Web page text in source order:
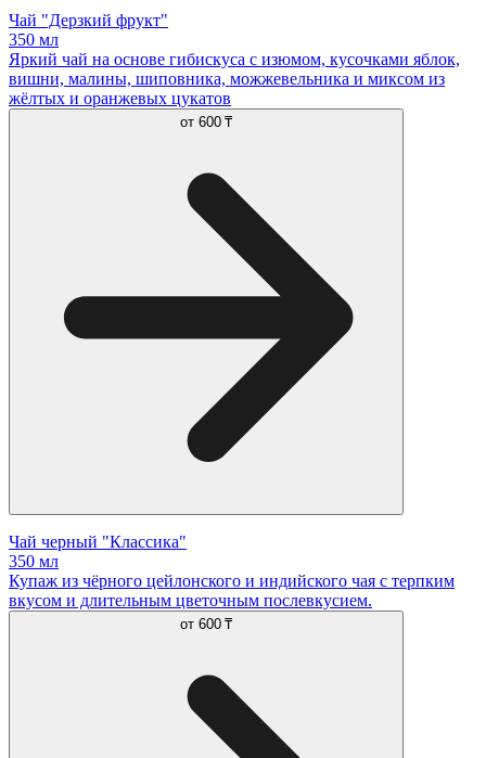
Чай "Дерзкий фрукт"
350 мл
Яркий чай на основе гибискуса с изюмом, кусочками яблок,
вишни, малины, шиповника, можжевельника и миксом из
жёлтых и оранжевых цукатов
от 600 ₸
Чай черный "Классика"
350 мл
Купаж из чёрного цейлонского и индийского чая с терпким
вкусом и длительным цветочным послевкусием.
от 600 ₸